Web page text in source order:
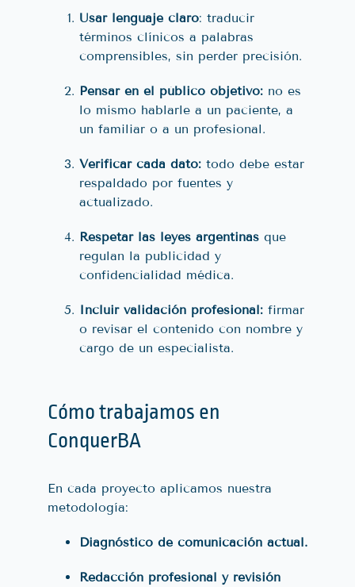
Usar lenguaje claro: traducir
términos clínicos a palabras
comprensibles, sin perder precisión.
Pensar en el público objetivo: no es
lo mismo hablarle a un paciente, a
un familiar o a un profesional.
Verificar cada dato: todo debe estar
respaldado por fuentes y
actualizado.
Respetar las leyes argentinas que
regulan la publicidad y
confidencialidad médica.
Incluir validación profesional: firmar
o revisar el contenido con nombre y
cargo de un especialista.
Cómo trabajamos en
ConquerBA
En cada proyecto aplicamos nuestra
metodología:
Diagnóstico de comunicación actual.
Redacción profesional y revisión